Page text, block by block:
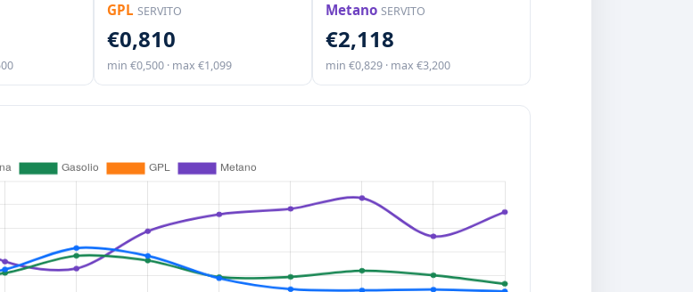
GPL SERVITO
€0,810
min €0,500 · max €1,099
Metano SERVITO
€2,118
min €0,829 · max €3,200